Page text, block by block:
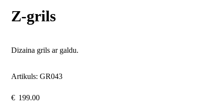
Z-grils
Dizaina grils ar galdu.
Artikuls: GR043
€ 199.00